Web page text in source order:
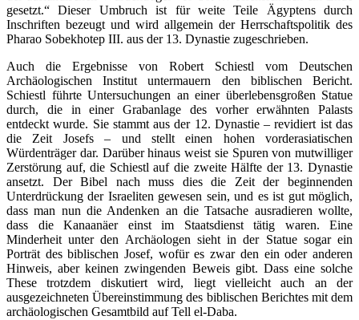
gesetzt.“ Dieser Umbruch ist für weite Teile Ägyptens durch
Inschriften bezeugt und wird allgemein der Herrschaftspolitik des
Pharao Sobekhotep III. aus der 13. Dynastie zugeschrieben.
Auch die Ergebnisse von Robert Schiestl vom Deutschen
Archäologischen Institut untermauern den biblischen Bericht.
Schiestl führte Untersuchungen an einer überlebensgroßen Statue
durch, die in einer Grabanlage des vorher erwähnten Palasts
entdeckt wurde. Sie stammt aus der 12. Dynastie – revidiert ist das
die Zeit Josefs – und stellt einen hohen vorderasiatischen
Würdenträger dar. Darüber hinaus weist sie Spuren von mutwilliger
Zerstörung auf, die Schiestl auf die zweite Hälfte der 13. Dynastie
ansetzt. Der Bibel nach muss dies die Zeit der beginnenden
Unterdrückung der Israeliten gewesen sein, und es ist gut möglich,
dass man nun die Andenken an die Tatsache ausradieren wollte,
dass die Kanaanäer einst im Staatsdienst tätig waren. Eine
Minderheit unter den Archäologen sieht in der Statue sogar ein
Porträt des biblischen Josef, wofür es zwar den ein oder anderen
Hinweis, aber keinen zwingenden Beweis gibt. Dass eine solche
These trotzdem diskutiert wird, liegt vielleicht auch an der
ausgezeichneten Übereinstimmung des biblischen Berichtes mit dem
archäologischen Gesamtbild auf Tell el-Daba.